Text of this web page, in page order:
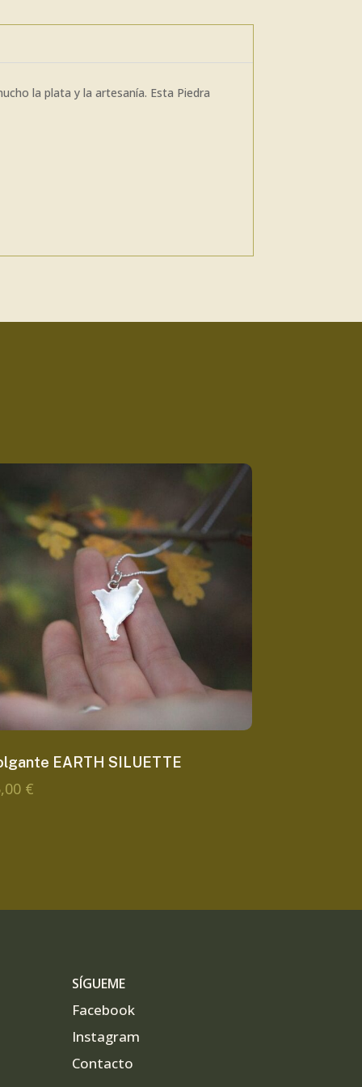
la plata y la artesanía. Esta Piedra
EARTH SILUETTE
€
SÍGUEME
Facebook
Instagram
Contacto